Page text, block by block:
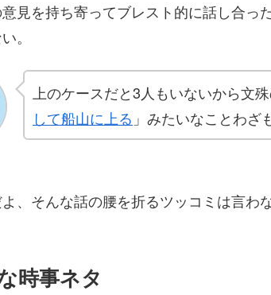
見を持ち寄ってブレスト的に話し合っ
。
上のケースだと3人もいないから文
して船山に上る 」みたいなことわざ
、そんな話の腰を折るツッコミは言わな
時事ネタ